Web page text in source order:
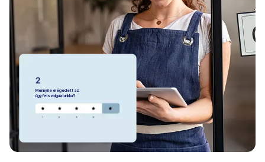
Mennyire elégedett az
ügyfélszolgálatunkkal?